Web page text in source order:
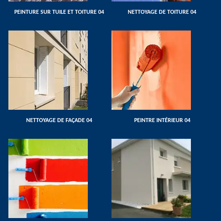
PEINTURE SUR TUILE ET TOITURE 04 NETTOYAGE DE TOITURE 04
NETTOYAGE DE FAÇADE 04 PEINTRE INTÉRIEUR 04